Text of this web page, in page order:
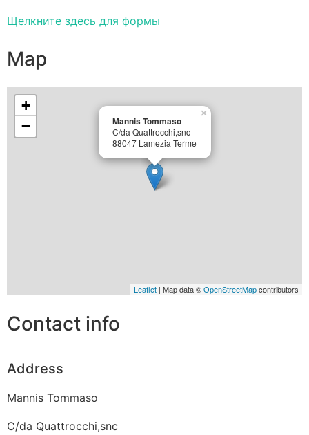
Щелкните здесь для формы
Map
Mannis Tommaso
C/da Quattrocchi,snc
88047 Lamezia Terme
×
+
−
Leaflet | Map data ©OpenStreetMapcontributors
Contact info
Address
Mannis Tommaso
C/da Quattrocchi,snc